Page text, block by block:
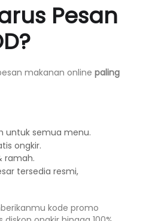
Pesan
makanan online paling
untuk semua menu.
ongkir.
ramah.
tersedia resmi,
kode promo